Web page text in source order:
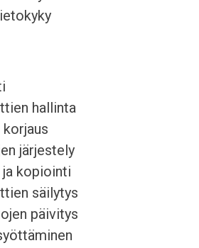
hallinta
järjestely
ja kopiointi
säilytys
päivitys